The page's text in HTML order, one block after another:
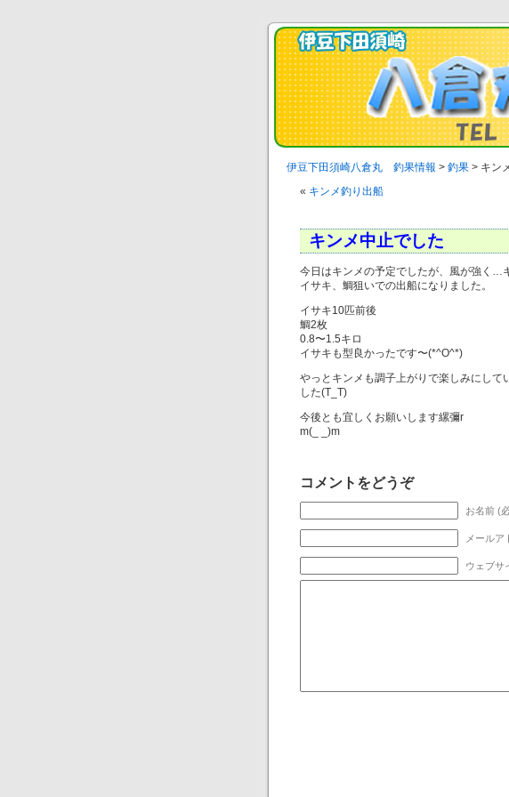
伊豆下田須崎八倉丸 釣果情報 > 釣果 > キン
« キンメ釣り出船
キンメ中止でした
今日はキンメの予定でしたが、風が強く…
イサキ、鯛狙いでの出船になりました。
イサキ10匹前後
鯛2枚
0.8〜1.5キロ
イサキも型良かったです〜(*^O^*)
やっとキンメも調子上がりで楽しみにして
した(T_T)
今後とも宜しくお願いします縲彌r
m(_ _)m
コメントをどうぞ
お名前 (
メールア
ウェブサ